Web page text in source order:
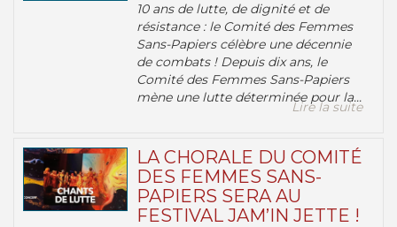
10 ans de lutte, de dignité et de
résistance : le Comité des Femmes
Sans-Papiers célèbre une décennie
de combats ! Depuis dix ans, le
Comité des Femmes Sans-Papiers
mène une lutte déterminée pour la...
Lire la suite
LA CHORALE DU COMITÉ
DES FEMMES SANS-
PAPIERS SERA AU
FESTIVAL JAM’IN JETTE !